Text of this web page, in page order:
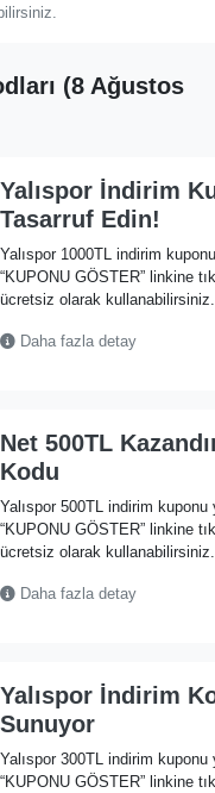
(8 Ağustos
Yalıspor İndirim
Tasarruf Edin!
Yalıspor 1000TL indirim
“KUPONU GÖSTER” linkine
ücretsiz olarak kullanabilirsiniz.
Daha fazla detay
Net 500TL
Kodu
Yalıspor 500TL indirim kuponu
“KUPONU GÖSTER” linkine
ücretsiz olarak kullanabilirsiniz.
Daha fazla detay
Yalıspor İndirim
Sunuyor
Yalıspor 300TL indirim kuponu
“KUPONU GÖSTER” linkine